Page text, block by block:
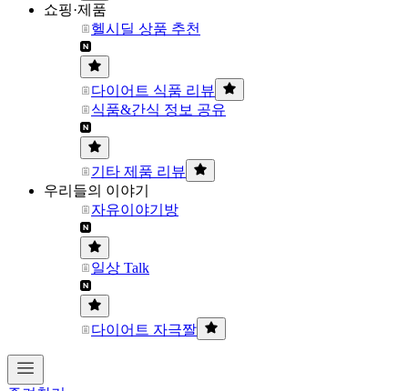
쇼핑·제품
헬시딜 상품 추천
다이어트 식품 리뷰
식품&간식 정보 공유
기타 제품 리뷰
우리들의 이야기
자유이야기방
일상 Talk
다이어트 자극짤